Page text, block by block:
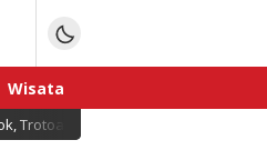
Wisata
Trotoar Senilai Miliaran Rupiah Tapi